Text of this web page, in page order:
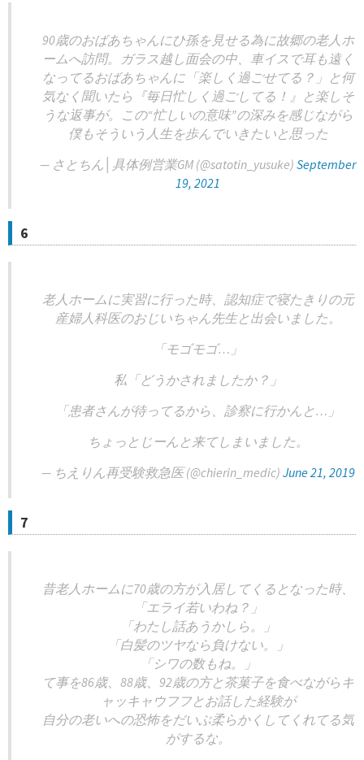
90歳のおばあちゃんにひ孫を見せる為に故郷の老人ホ
ームへ訪問。ガラス越し面会の中、車イスで耳も遠く
なってるおばあちゃんに「楽しく過ごせてる？」と何
気なく聞いたら『毎日忙しく過ごしてる！』と楽しそ
うな返事が。この“忙しいの意味”の深みを感じながら
僕もそういう人生を歩んでいきたいと思った
— さとちん│具体例営業GM (@satotin_yusuke) September
19, 2021
6
老人ホームに実習に行った時、認知症で寝たきりの元
産婦人科医のおじいちゃん先生と出会いました。
「モゴモゴ…」
私「どうかされましたか？」
「患者さんが待ってるから、診察に行かんと…」
ちょっとじーんと来てしまいました。
— ちえりん再受験救急医 (@chierin_medic) June 21, 2019
7
昔老人ホームに70歳の方が入居してくるとなった時、
「エライ若いわね？」
「わたし話あうかしら。」
「白髪のツヤなら負けない。」
「シワの数もね。」
て事を86歳、88歳、92歳の方と茶菓子を食べながらキ
ャッキャウフフとお話した経験が
自分の老いへの恐怖をだいぶ柔らかくしてくれてる気
がするな。